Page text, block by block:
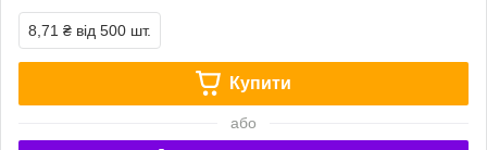
8,71 ₴ від 500 шт.
Купити
або